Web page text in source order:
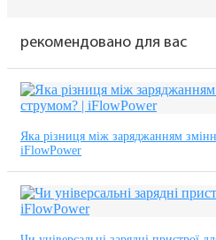
рекомендовано для вас
Яка різниця між заряджанням
iFlowPower